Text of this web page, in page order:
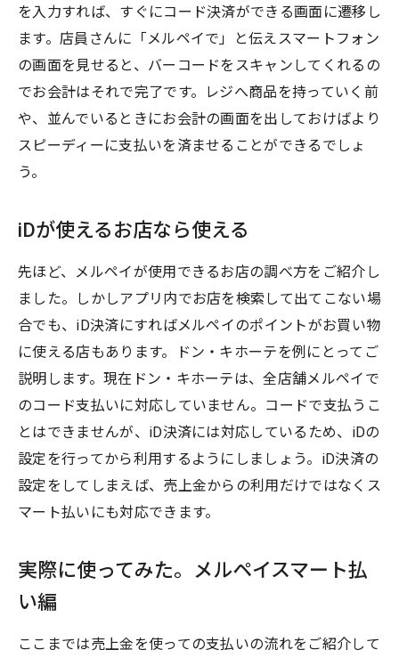
を入力すれば、すぐにコード決済ができる画面に遷移し
ます。店員さんに「メルペイで」と伝えスマートフォン
の画面を見せると、バーコードをスキャンしてくれるの
でお会計はそれで完了です。レジへ商品を持っていく前
や、並んでいるときにお会計の画面を出しておけばより
スピーディーに支払いを済ませることができるでしょ
う。
iDが使えるお店なら使える
先ほど、メルペイが使用できるお店の調べ方をご紹介し
ました。しかしアプリ内でお店を検索して出てこない場
合でも、iD決済にすればメルペイのポイントがお買い物
に使える店もあります。ドン・キホーテを例にとってご
説明します。現在ドン・キホーテは、全店舗メルペイで
のコード支払いに対応していません。コードで支払うこ
とはできませんが、iD決済には対応しているため、iDの
設定を行ってから利用するようにしましょう。iD決済の
設定をしてしまえば、売上金からの利用だけではなくス
マート払いにも対応できます。
実際に使ってみた。メルペイスマート払
い編
ここまでは売上金を使っての支払いの流れをご紹介して